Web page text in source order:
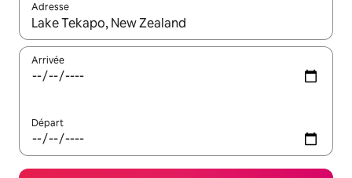
Adresse
Lorsque les résultats s'affichent, utilisez les flèches vers le
Arrivée
Départ